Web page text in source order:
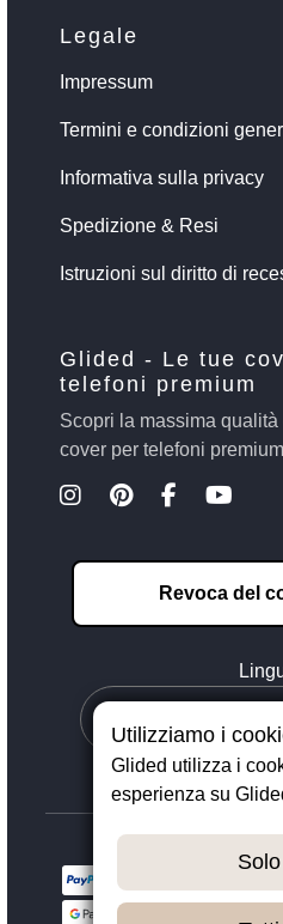
Legale
Impressum
Termini e condizioni
Informativa sulla privacy
Spedizione & Resi
Istruzioni sul diritto di
Glided - Le tue
telefoni premium
Scopri la massima
cover per telefoni
Revoca del
Utilizziamo i
Glided utilizza i
esperienza su